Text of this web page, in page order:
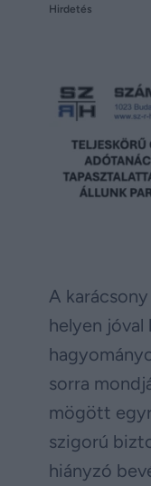
Hirdetés
A
helyen jóval
sorra
mögött
szigorú
hiányzó